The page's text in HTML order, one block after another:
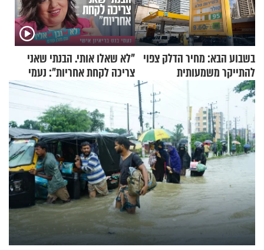
בשבוע הבא: מחיר הדלק צפוי
להתייקר משמעותית
"לא שאלו אותי. הבנתי שאני
צריכה לקחת אחריות": נעמי
בנט בריאיון אישי